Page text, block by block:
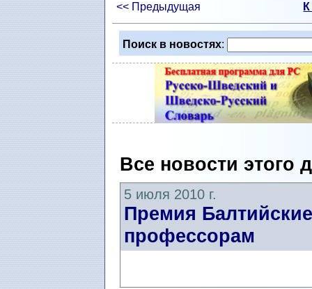
<< Предыдущая
Поиск в новостях:
Все новости этого
5 июля 2010 г.
Премия
профессорам